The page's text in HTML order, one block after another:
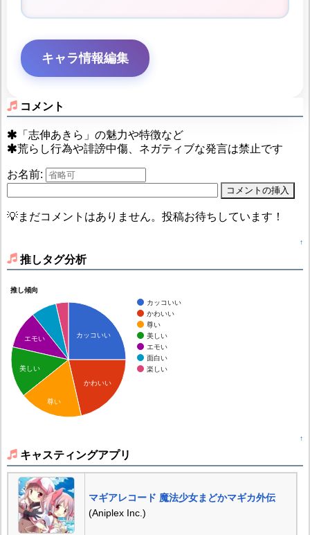
キャラ情報編集
コメント
「志伸あきら」の魅力や特徴など
荒らし行為や誹謗中傷、ネガティブな発言は禁止です
お名前:
💡まだコメントはありません。投稿お待ちしています！
↑
推しタグ分析
推し傾向
カッコいい
かわいい
尊い
美しい
エモい
面白い
楽しい
カッコいい
かわいい
エモい
美しい
尊い
↑
キャスティングアプリ
マギアレコード 魔法少女まどかマギカ外伝
(Aniplex Inc.)